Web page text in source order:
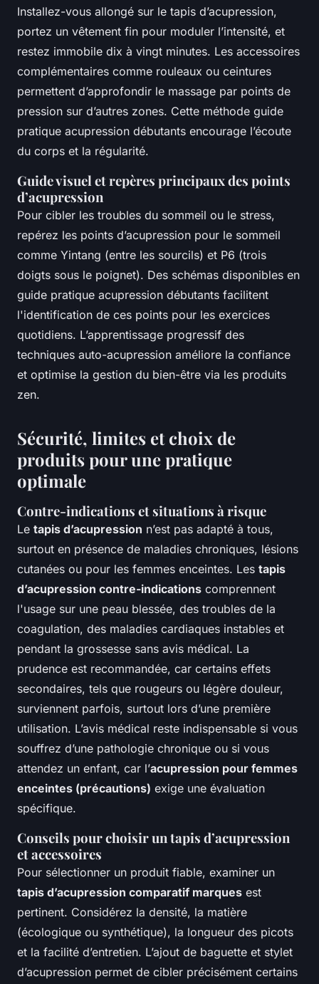
Installez-vous allongé sur le tapis d’acupression,
portez un vêtement fin pour moduler l’intensité, et
restez immobile dix à vingt minutes. Les accessoires
complémentaires comme rouleaux ou ceintures
permettent d’approfondir le massage par points de
pression sur d’autres zones. Cette méthode guide
pratique acupression débutants encourage l’écoute
du corps et la régularité.
Guide visuel et repères principaux des points
d’acupression
Pour cibler les troubles du sommeil ou le stress,
repérez les points d’acupression pour le sommeil
comme Yintang (entre les sourcils) et P6 (trois
doigts sous le poignet). Des schémas disponibles en
guide pratique acupression débutants facilitent
l'identification de ces points pour les exercices
quotidiens. L’apprentissage progressif des
techniques auto-acupression améliore la confiance
et optimise la gestion du bien-être via les produits
zen.
Sécurité, limites et choix de
produits pour une pratique
optimale
Contre-indications et situations à risque
Le tapis d’acupression n’est pas adapté à tous,
surtout en présence de maladies chroniques, lésions
cutanées ou pour les femmes enceintes. Les tapis
d’acupression contre-indications comprennent
l'usage sur une peau blessée, des troubles de la
coagulation, des maladies cardiaques instables et
pendant la grossesse sans avis médical. La
prudence est recommandée, car certains effets
secondaires, tels que rougeurs ou légère douleur,
surviennent parfois, surtout lors d’une première
utilisation. L’avis médical reste indispensable si vous
souffrez d’une pathologie chronique ou si vous
attendez un enfant, car l’acupression pour femmes
enceintes (précautions) exige une évaluation
spécifique.
Conseils pour choisir un tapis d’acupression
et accessoires
Pour sélectionner un produit fiable, examiner un
tapis d’acupression comparatif marques est
pertinent. Considérez la densité, la matière
(écologique ou synthétique), la longueur des picots
et la facilité d’entretien. L’ajout de baguette et stylet
d’acupression permet de cibler précisément certains